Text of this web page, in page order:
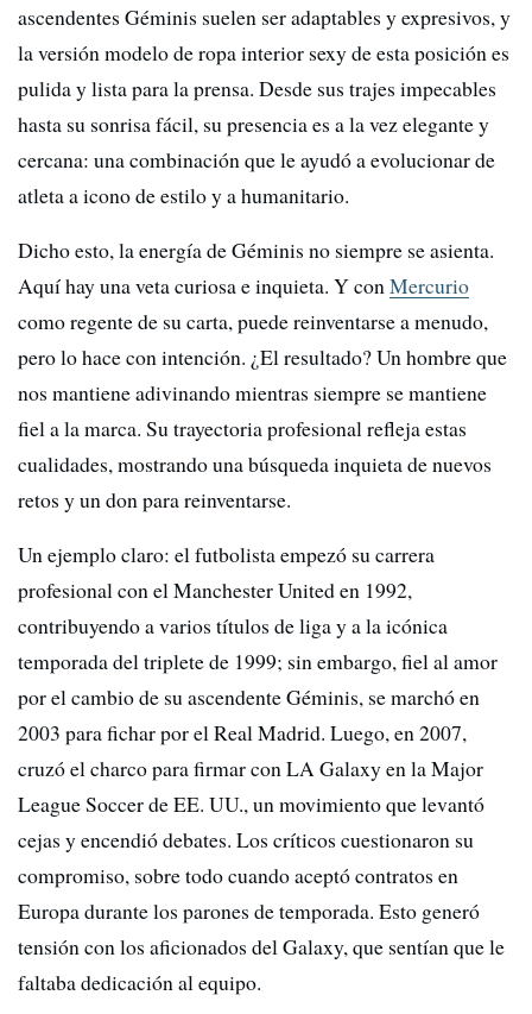
ascendentes Géminis suelen ser adaptables y expresivos, y
la versión modelo de ropa interior sexy de esta posición es
pulida y lista para la prensa. Desde sus trajes impecables
hasta su sonrisa fácil, su presencia es a la vez elegante y
cercana: una combinación que le ayudó a evolucionar de
atleta a icono de estilo y a humanitario.
Dicho esto, la energía de Géminis no siempre se asienta.
Aquí hay una veta curiosa e inquieta. Y con Mercurio
como regente de su carta, puede reinventarse a menudo,
pero lo hace con intención. ¿El resultado? Un hombre que
nos mantiene adivinando mientras siempre se mantiene
fiel a la marca. Su trayectoria profesional refleja estas
cualidades, mostrando una búsqueda inquieta de nuevos
retos y un don para reinventarse.
Un ejemplo claro: el futbolista empezó su carrera
profesional con el Manchester United en 1992,
contribuyendo a varios títulos de liga y a la icónica
temporada del triplete de 1999; sin embargo, fiel al amor
por el cambio de su ascendente Géminis, se marchó en
2003 para fichar por el Real Madrid. Luego, en 2007,
cruzó el charco para firmar con LA Galaxy en la Major
League Soccer de EE. UU., un movimiento que levantó
cejas y encendió debates. Los críticos cuestionaron su
compromiso, sobre todo cuando aceptó contratos en
Europa durante los parones de temporada. Esto generó
tensión con los aficionados del Galaxy, que sentían que le
faltaba dedicación al equipo.